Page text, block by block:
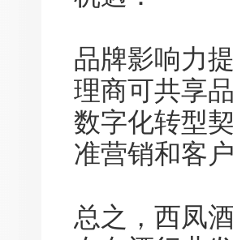
品牌影响力
理商可共享
数字化转型
准营销和客
总之，西凤